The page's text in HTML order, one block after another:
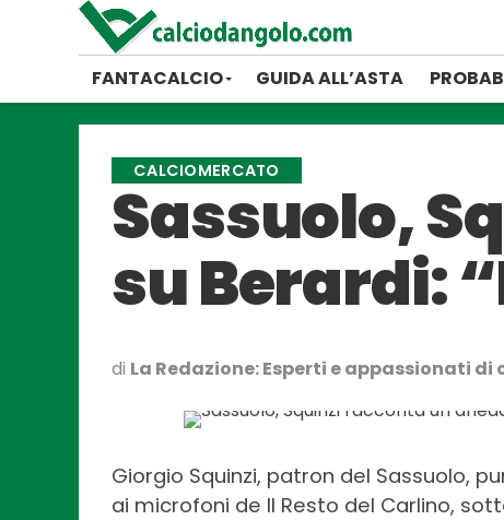
FANTACALCIO GUIDA ALL’ASTA
CALCIOMERCATO
Sassuolo,
su Berardi:
di La Redazione: Esperti e appassionati
Giorgio Squinzi, patron del Sassuolo,
ai microfoni de Il Resto del Carlino,